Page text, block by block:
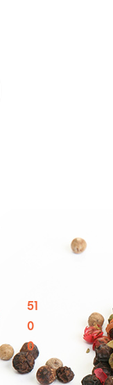
51
0
0